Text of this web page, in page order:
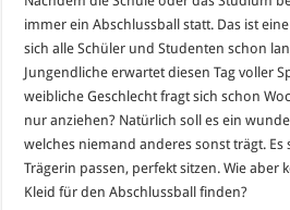
immer ein Abschlussball statt. Das ist
sich alle Schüler und Studenten schon
Jungendliche erwartet diesen Tag voller
weibliche Geschlecht fragt sich schon
nur anziehen? Natürlich soll es ein
welches niemand anderes sonst trägt. Es
Trägerin passen, perfekt sitzen. Wie aber
Kleid für den Abschlussball finden?